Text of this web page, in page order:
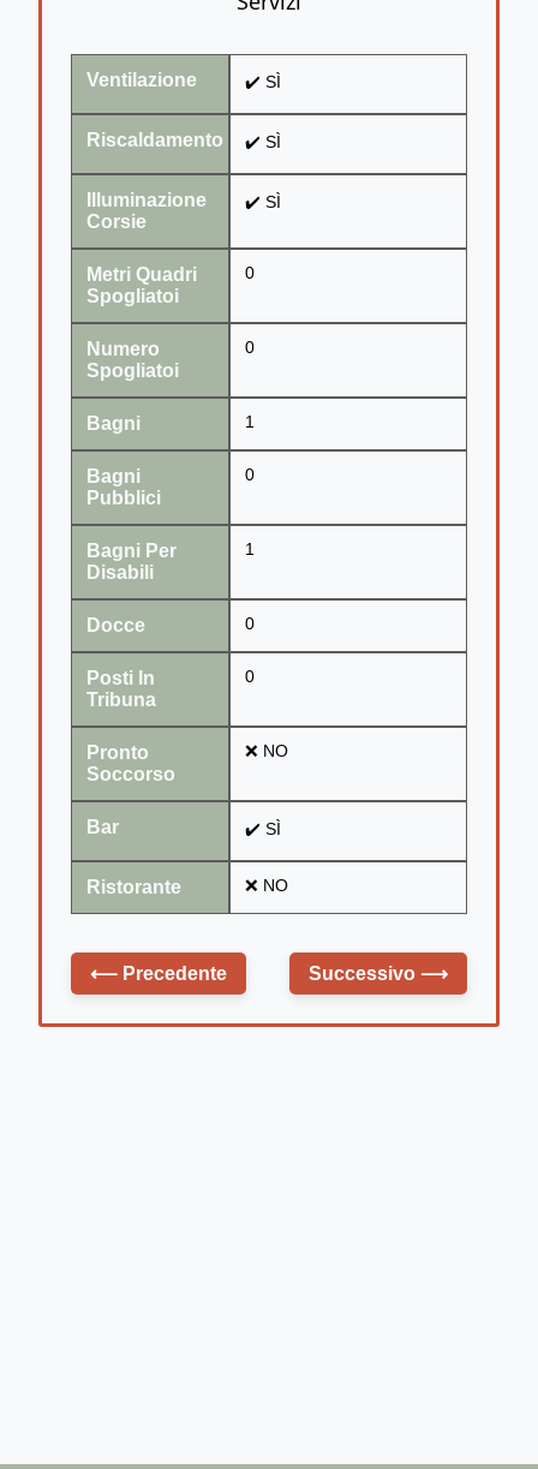
Ventilazione ✔️ SÌ
Riscaldamento ✔️ SÌ
Illuminazione
Corsie
✔️ SÌ
Metri Quadri
Spogliatoi
0
Numero
Spogliatoi
0
Bagni 1
Bagni
Pubblici
0
Bagni Per
Disabili
1
Docce 0
Posti In
Tribuna
0
Pronto
Soccorso
❌ NO
Bar ✔️ SÌ
Ristorante ❌ NO
⟵ Precedente Successivo ⟶